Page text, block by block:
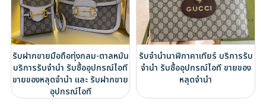
รับฝากขายมือถือทุ่งกลม-ตาลหมัน
บริการรับจำนำ รับซื้ออุปกรณ์ไอที
ขายของหลุดจำนำ และ รับฝากขาย
อุปกรณ์ไอที
รับจำนำนาฬิกาคาเทียร์ บริการรับ
จำนำ รับซื้ออุปกรณ์ไอที ขายของ
หลุดจำนำ